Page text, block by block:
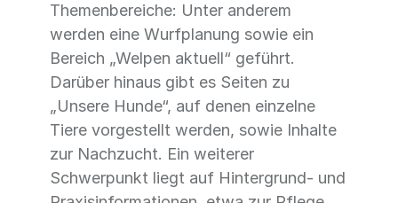
Themenbereiche: Unter anderem
werden eine Wurfplanung sowie ein
Bereich „Welpen aktuell“ geführt.
Darüber hinaus gibt es Seiten zu
„Unsere Hunde“, auf denen einzelne
Tiere vorgestellt werden, sowie Inhalte
zur Nachzucht. Ein weiterer
Schwerpunkt liegt auf Hintergrund- und